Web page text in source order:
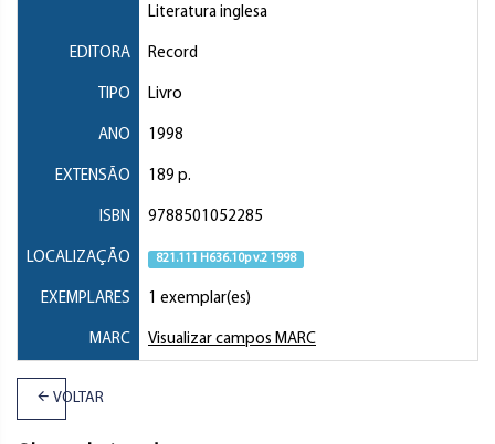
Literatura inglesa
EDITORA Record
TIPO Livro
ANO 1998
EXTENSÃO 189 p.
ISBN 9788501052285
LOCALIZAÇÃO 821.111 H636.10p v.2 1998
EXEMPLARES 1 exemplar(es)
MARC Visualizar campos MARC
VOLTAR